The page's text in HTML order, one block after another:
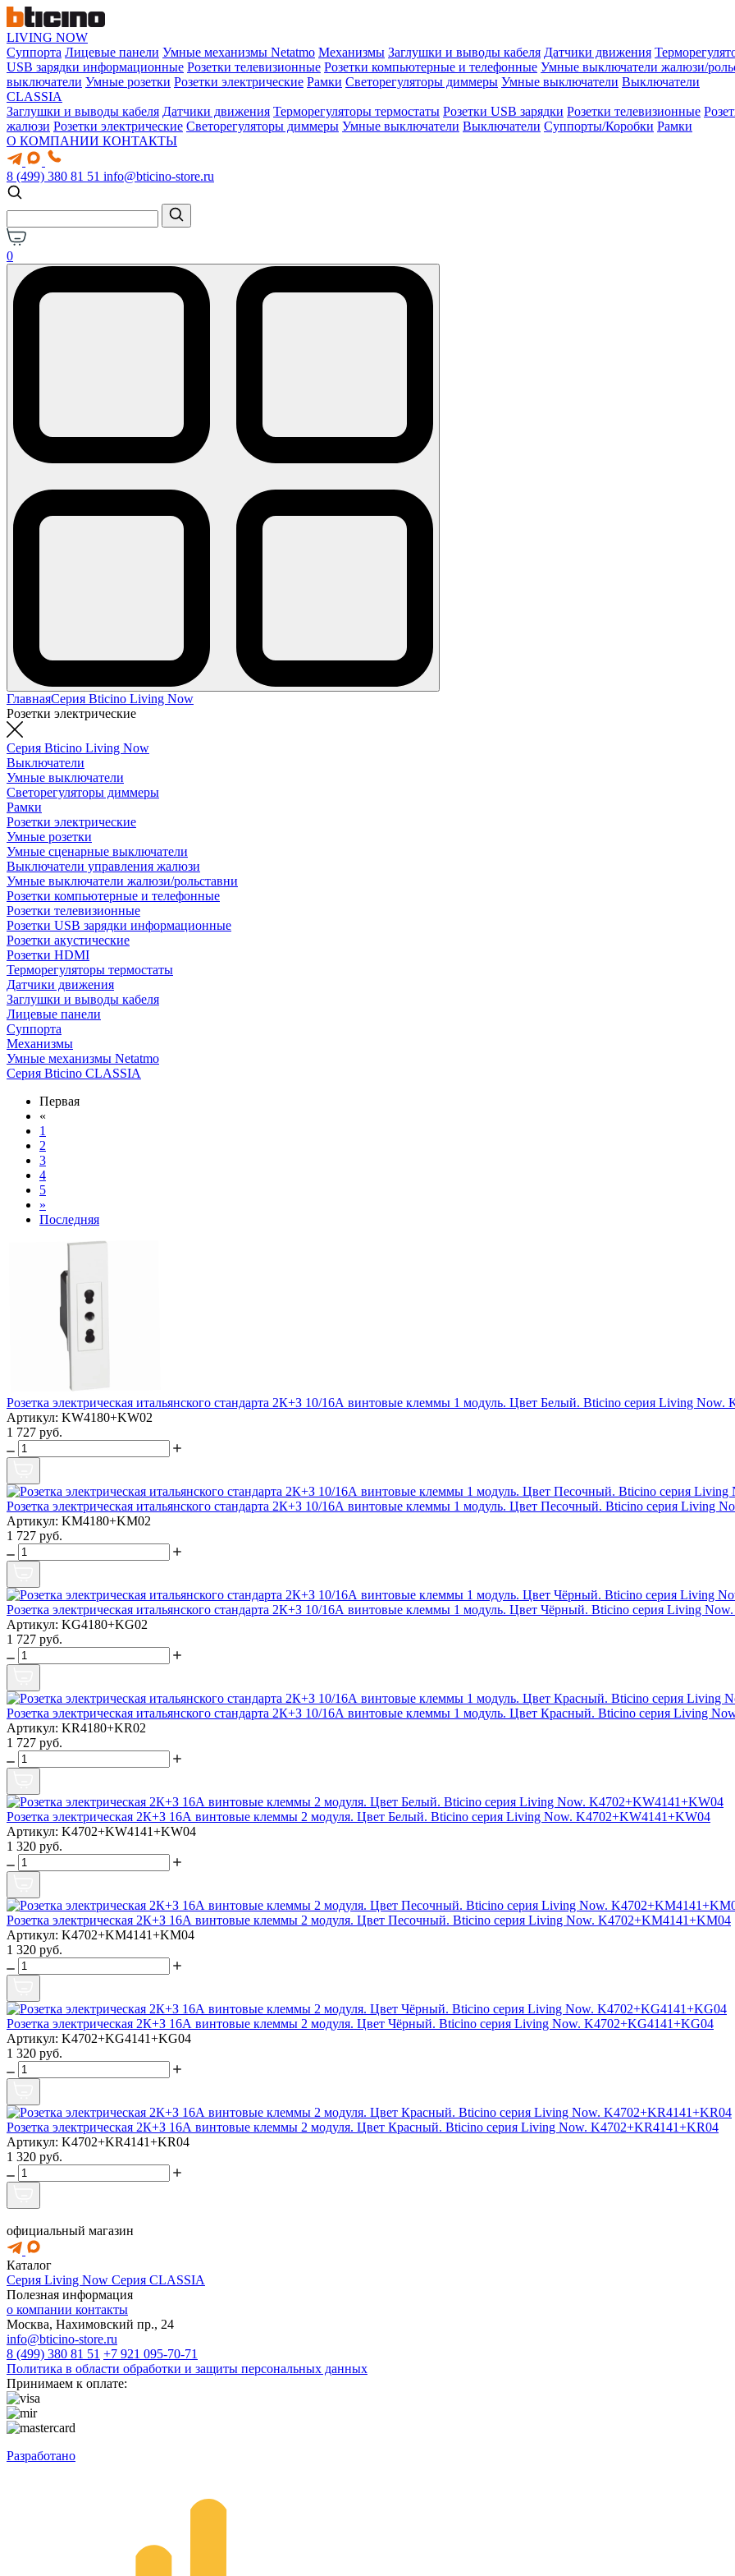
LIVING NOW
Суппорта Лицевые панели Умные механизмы Netatmo Механизмы Заглушки и выводы кабеля Датчики движения
USB зарядки информационные Розетки телевизионные Розетки компьютерные и телефонные Умные выключатели жалюзи/
выключатели Умные розетки Розетки электрические Рамки Светорегуляторы диммеры Умные выключатели Выключатели
CLASSIA
Заглушки и выводы кабеля Датчики движения Терморегуляторы термостаты Розетки USB зарядки Розетки телевизионные
жалюзи Розетки электрические Светорегуляторы диммеры Умные выключатели Выключатели Суппорты/Коробки Рамки
О КОМПАНИИ КОНТАКТЫ
8 (499) 380 81 51 info@bticino-store.ru
0
ГлавнаяСерия Bticino Living Now
Розетки электрические
Серия Bticino Living Now
Выключатели
Умные выключатели
Светорегуляторы диммеры
Рамки
Розетки электрические
Умные розетки
Умные сценарные выключатели
Выключатели управления жалюзи
Умные выключатели жалюзи/рольставни
Розетки компьютерные и телефонные
Розетки телевизионные
Розетки USB зарядки информационные
Розетки акустические
Розетки HDMI
Терморегуляторы термостаты
Датчики движения
Заглушки и выводы кабеля
Лицевые панели
Суппорта
Механизмы
Умные механизмы Netatmo
Серия Bticino CLASSIA
Первая
«
1
2
3
4
5
»
Последняя
Розетка электрическая итальянского стандарта 2К+З 10/16А винтовые клеммы 1 модуль. Цвет Белый. Bticino серия Living Now.
Артикул: KW4180+KW02
1 727 руб.
Розетка электрическая итальянского стандарта 2К+З 10/16А винтовые клеммы 1 модуль. Цвет Песочный. Bticino серия Living
Артикул: KM4180+KM02
1 727 руб.
Розетка электрическая итальянского стандарта 2К+З 10/16А винтовые клеммы 1 модуль. Цвет Чёрный. Bticino серия Living
Артикул: KG4180+KG02
1 727 руб.
Розетка электрическая итальянского стандарта 2К+З 10/16А винтовые клеммы 1 модуль. Цвет Красный. Bticino серия Living
Артикул: KR4180+KR02
1 727 руб.
Розетка электрическая 2К+З 16А винтовые клеммы 2 модуля. Цвет Белый. Bticino серия Living Now. K4702+KW4141+KW04
Артикул: K4702+KW4141+KW04
1 320 руб.
Розетка электрическая 2К+З 16А винтовые клеммы 2 модуля. Цвет Песочный. Bticino серия Living Now. K4702+KM4141+KM04
Артикул: K4702+KM4141+KM04
1 320 руб.
Розетка электрическая 2К+З 16А винтовые клеммы 2 модуля. Цвет Чёрный. Bticino серия Living Now. K4702+KG4141+KG04
Артикул: K4702+KG4141+KG04
1 320 руб.
Розетка электрическая 2К+З 16А винтовые клеммы 2 модуля. Цвет Красный. Bticino серия Living Now. K4702+KR4141+KR04
Артикул: K4702+KR4141+KR04
1 320 руб.
официальный магазин
Каталог
Серия Living Now Серия CLASSIA
Полезная информация
о компании контакты
Москва, Нахимовский пр., 24
info@bticino-store.ru
8 (499) 380 81 51 +7 921 095-70-71
Политика в области обработки и защиты персональных данных
Принимаем к оплате:
Разработано